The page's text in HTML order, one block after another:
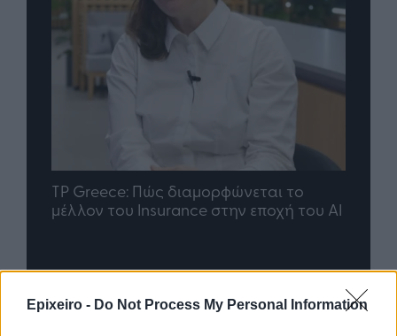
Epixeiro - Do Not Process My Personal Information
TP Greece: Πώς διαμορφώνεται το
μέλλον του Insurance στην εποχή του AI